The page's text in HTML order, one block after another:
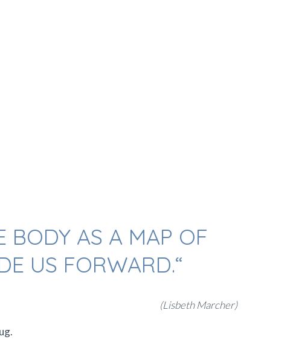
BODY AS A MAP OF
US FORWARD.“​
(Lisbeth Marcher)